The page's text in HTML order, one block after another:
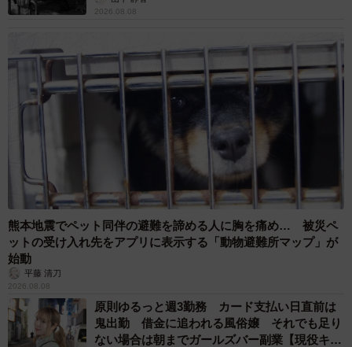
2026.08.08
熊本地震でペット同伴の避難を諦める人に胸を痛め… 被災ペ
ットの受け入れ先をアプリに表示する「動物避難所マップ」が
始動
平藤 清刀
2026.08.08
原則ゆるっと週3勤務 カード支払い日直前は
鬼出勤 借金に追われる風俗嬢 それでも足り
ない場合は朝までガールズバー副業【現役キャ